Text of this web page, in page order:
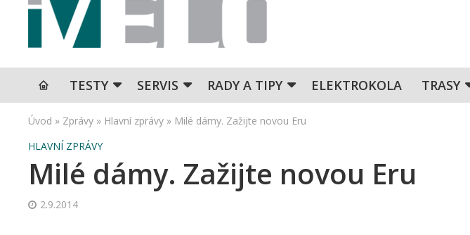
TESTY SERVIS RADY A TIPY ELEKTROKOLA TRASY
Úvod » Zprávy » Hlavní zprávy » Milé dámy. Zažijte novou Eru
HLAVNÍ ZPRÁVY
Milé dámy. Zažijte novou Eru
2.9.2014